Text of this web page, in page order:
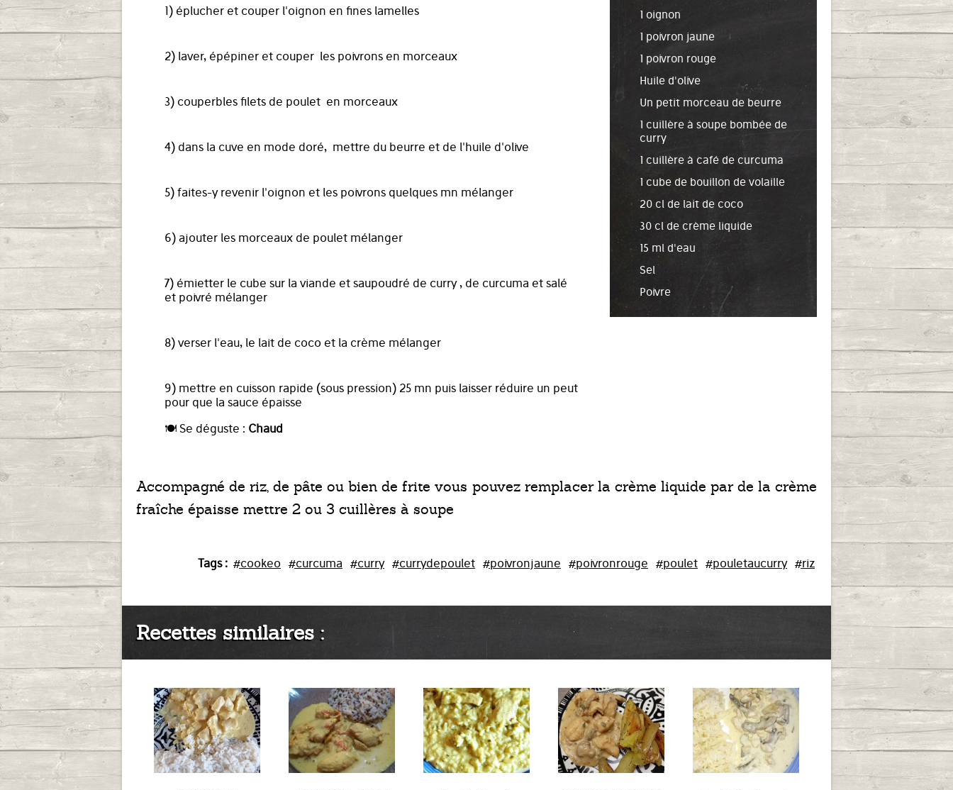
1 oignon
1 poivron jaune
1 poivron rouge
Huile d'olive
Un petit morceau de beurre
1 cuillère à soupe bombée de
curry
1 cuillère à café de curcuma
1 cube de bouillon de volaille
20 cl de lait de coco
30 cl de crème liquide
15 ml d'eau
Sel
Poivre
1) éplucher et couper l'oignon en fines lamelles
2) laver, épépiner et couper les poivrons en morceaux
3) couperbles filets de poulet en morceaux
4) dans la cuve en mode doré, mettre du beurre et de l'huile d'olive
5) faites-y revenir l'oignon et les poivrons quelques mn mélanger
6) ajouter les morceaux de poulet mélanger
7) émietter le cube sur la viande et saupoudré de curry , de curcuma et salé
et poivré mélanger
8) verser l'eau, le lait de coco et la crème mélanger
9) mettre en cuisson rapide (sous pression) 25 mn puis laisser réduire un peut
pour que la sauce épaisse
🍽️ Se déguste : Chaud
Accompagné de riz, de pâte ou bien de frite vous pouvez remplacer la crème liquide par de la crème
fraîche épaisse mettre 2 ou 3 cuillères à soupe
Tags : #cookeo #curcuma #curry #currydepoulet #poivronjaune #poivronrouge #poulet #pouletaucurry #riz
Recettes similaires :